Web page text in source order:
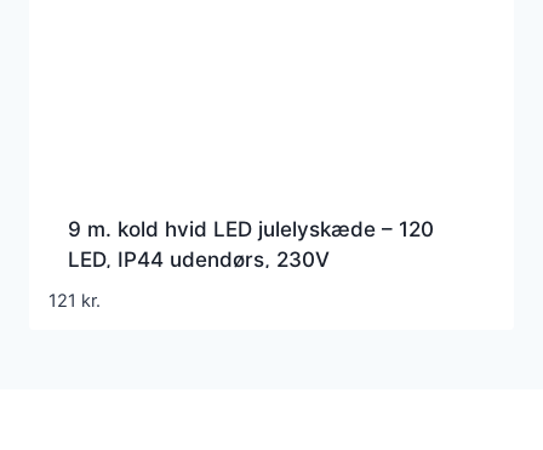
9 m. kold hvid LED julelyskæde – 120
LED, IP44 udendørs, 230V
121 kr.